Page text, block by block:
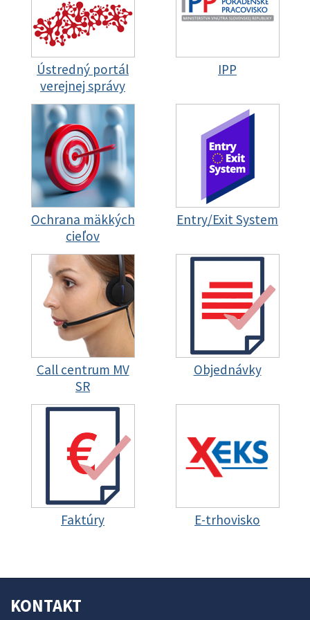
Ústredný portál
verejnej správy
IPP
Ochrana mäkkých
cieľov
Entry/Exit System
Call centrum MV
SR
Objednávky
Faktúry E-trhovisko
KONTAKT